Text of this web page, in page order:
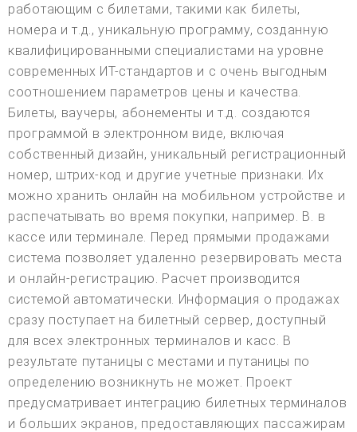
работающим с билетами, такими как билеты,
номера и т.д., уникальную программу, созданную
квалифицированными специалистами на уровне
современных ИТ-стандартов и с очень выгодным
соотношением параметров цены и качества.
Билеты, ваучеры, абонементы и т.д. создаются
программой в электронном виде, включая
собственный дизайн, уникальный регистрационный
номер, штрих-код и другие учетные признаки. Их
можно хранить онлайн на мобильном устройстве и
распечатывать во время покупки, например. B. в
кассе или терминале. Перед прямыми продажами
система позволяет удаленно резервировать места
и онлайн-регистрацию. Расчет производится
системой автоматически. Информация о продажах
сразу поступает на билетный сервер, доступный
для всех электронных терминалов и касс. В
результате путаницы с местами и путаницы по
определению возникнуть не может. Проект
предусматривает интеграцию билетных терминалов
и больших экранов, предоставляющих пассажирам